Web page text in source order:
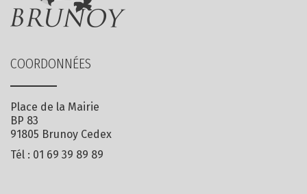
COORDONNÉES
Place de la Mairie
BP 83
91805 Brunoy Cedex
Tél : 01 69 39 89 89